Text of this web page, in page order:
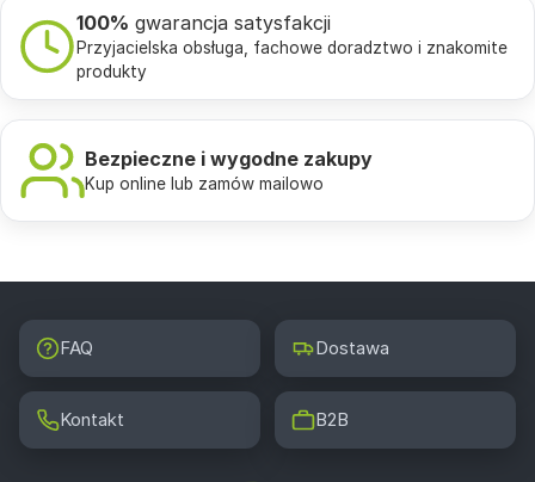
100% gwarancja satysfakcji
Przyjacielska obsługa, fachowe doradztwo i znakomite
produkty
Bezpieczne i wygodne zakupy
Kup online lub zamów mailowo
FAQ Dostawa
Kontakt B2B